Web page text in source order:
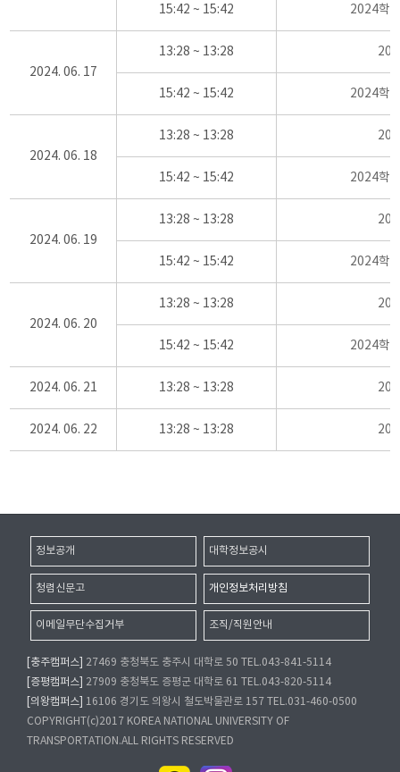
15:42 ~ 15:42 2024학
2024. 06. 17
13:28 ~ 13:28
15:42 ~ 15:42 2024학
2024. 06. 18
13:28 ~ 13:28
15:42 ~ 15:42 2024학
2024. 06. 19
13:28 ~ 13:28
15:42 ~ 15:42 2024학
2024. 06. 20
13:28 ~ 13:28
15:42 ~ 15:42 2024학
2024. 06. 21 13:28 ~ 13:28
2024. 06. 22 13:28 ~ 13:28
정보공개 대학정보공시
청렴신문고 개인정보처리방침
이메일무단수집거부 조직/직원안내
[충주캠퍼스]
27469 충청북도 충주시 대학로 50 TEL.043-841-5114
[증평캠퍼스]
27909 충청북도 증평군 대학로 61 TEL.043-820-5114
[의왕캠퍼스]
16106 경기도 의왕시 철도박물관로 157 TEL.031-460-0500
COPYRIGHT(c)2017 KOREA NATIONAL UNIVERSITY OF
TRANSPORTATION.ALL RIGHTS RESERVED